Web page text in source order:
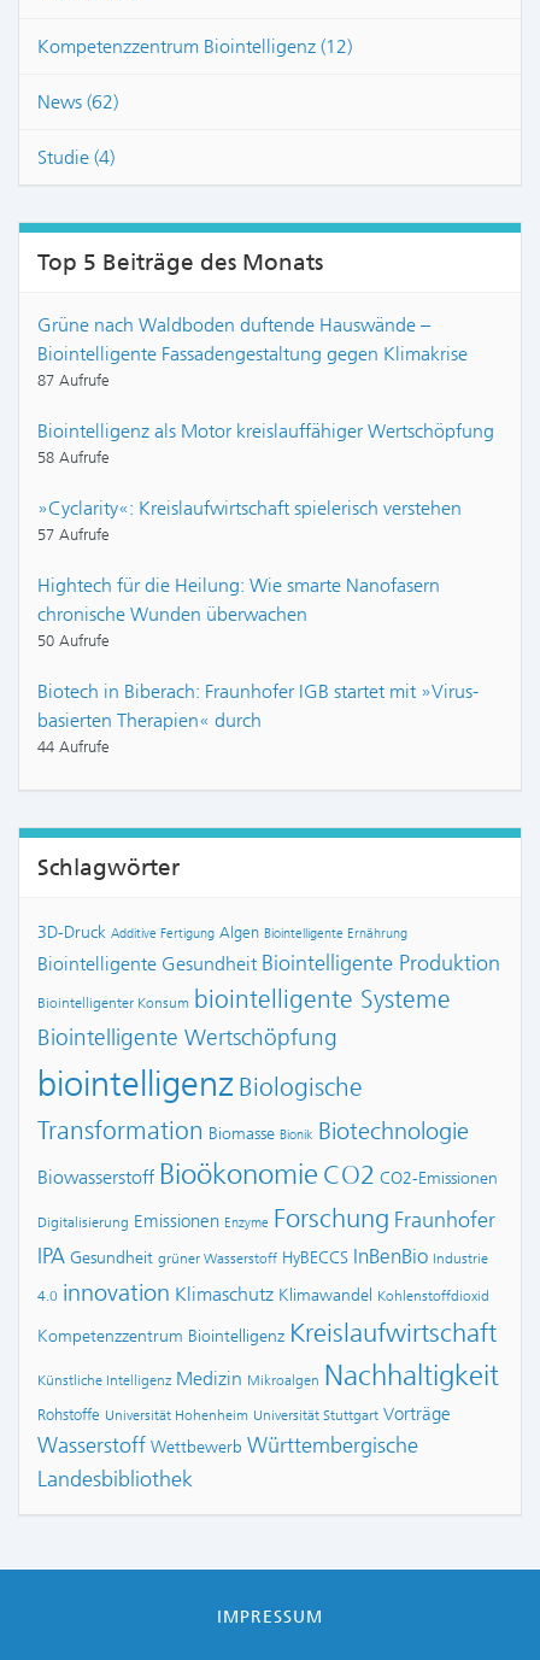
Kompetenzzentrum Biointelligenz (12)
News (62)
Studie (4)
Top 5 Beiträge des Monats
Grüne nach Waldboden duftende Hauswände –
Biointelligente Fassadengestaltung gegen Klimakrise
87 Aufrufe
Biointelligenz als Motor kreislauffähiger Wertschöpfung
58 Aufrufe
»Cyclarity«: Kreislaufwirtschaft spielerisch verstehen
57 Aufrufe
Hightech für die Heilung: Wie smarte Nanofasern
chronische Wunden überwachen
50 Aufrufe
Biotech in Biberach: Fraunhofer IGB startet mit »Virus-
basierten Therapien« durch
44 Aufrufe
Schlagwörter
3D-Druck Additive Fertigung Algen Biointelligente Ernährung
Biointelligente Gesundheit Biointelligente Produktion
Biointelligenter Konsum biointelligente Systeme
Biointelligente Wertschöpfung
biointelligenz Biologische
Transformation Biomasse Bionik Biotechnologie
Biowasserstoff Bioökonomie CO2 CO2-Emissionen
Digitalisierung Emissionen Enzyme Forschung Fraunhofer
IPA Gesundheit grüner Wasserstoff HyBECCS InBenBio Industrie
4.0 innovation Klimaschutz Klimawandel Kohlenstoffdioxid
Kompetenzzentrum Biointelligenz Kreislaufwirtschaft
Künstliche Intelligenz Medizin Mikroalgen Nachhaltigkeit
Rohstoffe Universität Hohenheim Universität Stuttgart Vorträge
Wasserstoff Wettbewerb Württembergische
Landesbibliothek
IMPRESSUM